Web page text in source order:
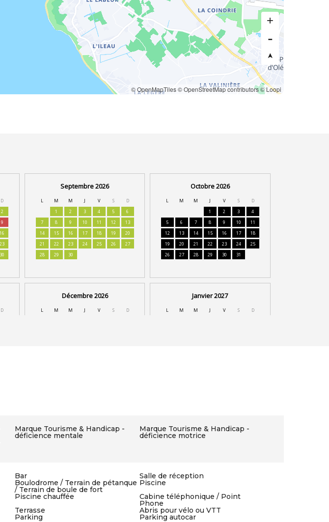
© OpenMapTiles© OpenStreetMap contributors© Loopi
Marque Tourisme & Handicap -
déficience mentale
Marque Tourisme & Handicap -
déficience motrice
Bar Salle de réception
Boulodrome / Terrain de pétanque
/ Terrain de boule de fort
Piscine
Piscine chauffée Cabine téléphonique / Point
Phone
Terrasse Abris pour vélo ou VTT
Parking Parking autocar